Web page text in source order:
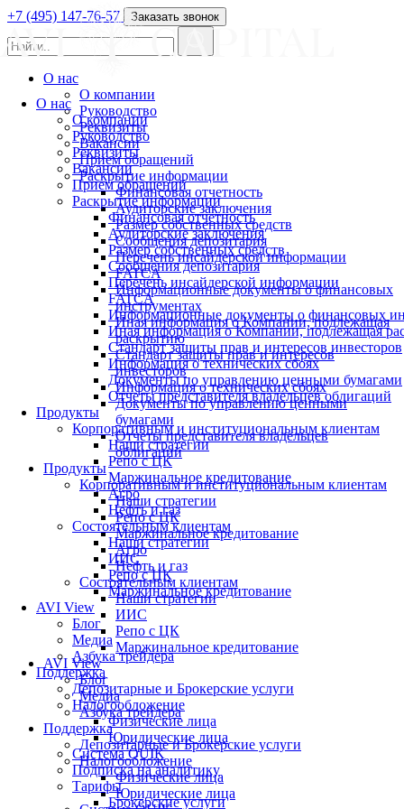
О нас
О компании
Руководство
Реквизиты
Вакансии
Прием обращений
Раскрытие информации
Финансовая отчетность
Аудиторские заключения
Размер собственных средств
Сообщения депозитария
Перечень инсайдерской информации
FATCA
Информационные документы о финансовых
Иная информация о Компании, подлежащая
Стандарт защиты прав и интересов инвесторов
Информация о технических сбоях
Документы по управлению ценными бумагами
Отчеты представителя владельцев облигаций
Продукты
Корпоративным и институциональным клиентам
Наши стратегии
Репо с ЦК
Маржинальное кредитование
Агро
Нефть и газ
Состоятельным клиентам
Наши стратегии
ИИС
Репо с ЦК
Маржинальное кредитование
AVI View
Блог
Медиа
Азбука трейдера
Поддержка
Депозитарные и Брокерские услуги
Налогообложение
Физические лица
Юридические лица
Система QUIK
Подписка на аналитику
Тарифы
Брокерские услуги
+7 (495) 147-76-57 Заказать звонок
О нас
О компании
Руководство
Реквизиты
Вакансии
Прием обращений
Раскрытие информации
Финансовая отчетность
Аудиторские заключения
Размер собственных средств
Сообщения депозитария
Перечень инсайдерской информации
FATCA
Информационные документы о финансовых
инструментах
Иная информация о Компании, подлежащая
раскрытию
Стандарт защиты прав и интересов
инвесторов
Информация о технических сбоях
Документы по управлению ценными
бумагами
Отчеты представителя владельцев
облигаций
Продукты
Корпоративным и институциональным клиентам
Наши стратегии
Репо с ЦК
Маржинальное кредитование
Агро
Нефть и газ
Состоятельным клиентам
Наши стратегии
ИИС
Репо с ЦК
Маржинальное кредитование
AVI View
Блог
Медиа
Азбука трейдера
Поддержка
Депозитарные и Брокерские услуги
Налогообложение
Физические лица
Юридические лица